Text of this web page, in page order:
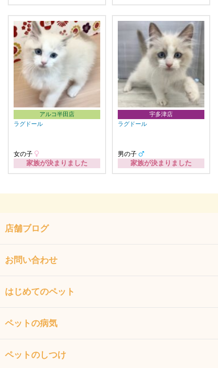
アルコ半田店
ラグドール
女の子
家族が決まりました
宇多津店
ラグドール
男の子
家族が決まりました
店舗ブログ
お問い合わせ
はじめてのペット
ペットの病気
ペットのしつけ